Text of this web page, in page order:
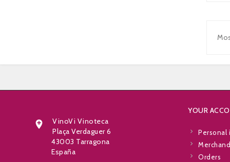

VinoVi Vinoteca
Plaça Verdaguer 6
43003 Tarragona
España
YOUR
Personal
Orders